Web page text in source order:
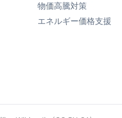
物価高騰対策
エネルギー価格支援